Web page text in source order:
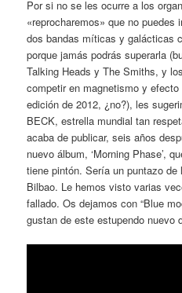
Por si no se les ocurre a los
«reprocharemos» que no
dos bandas míticas y galácticas
porque jamás podrás superarla
Talking Heads y The Smiths, y
competir en magnetismo y
edición de 2012, ¿no?), les
BECK, estrella mundial tan
acaba de publicar, seis años
nuevo álbum, ‘Morning Phase’,
tiene pintón. Sería un puntazo
Bilbao. Le hemos visto varias
fallado. Os dejamos con “Blue
gustan de este estupendo nuevo